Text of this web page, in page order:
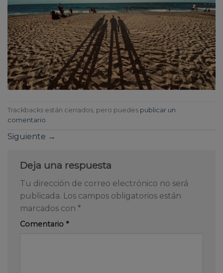
Trackbacks están cerrados, pero puedes publicar un
comentario.
Siguiente →
Deja una respuesta
Tu dirección de correo electrónico no será
publicada. Los campos obligatorios están
marcados con *
Comentario *